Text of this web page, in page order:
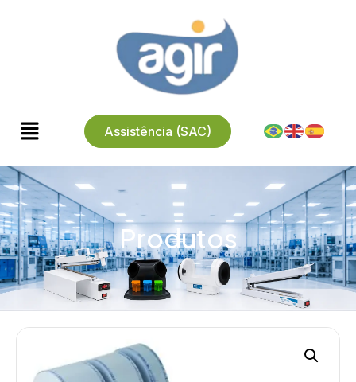
Assistência (SAC)
Produtos